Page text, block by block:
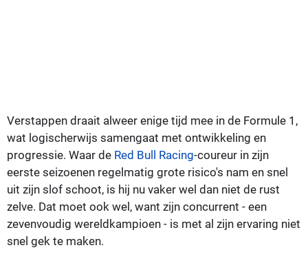
Verstappen draait alweer enige tijd mee in de Formule 1,
wat logischerwijs samengaat met ontwikkeling en
progressie. Waar de Red Bull Racing-coureur in zijn
eerste seizoenen regelmatig grote risico's nam en snel
uit zijn slof schoot, is hij nu vaker wel dan niet de rust
zelve. Dat moet ook wel, want zijn concurrent - een
zevenvoudig wereldkampioen - is met al zijn ervaring niet
snel gek te maken.